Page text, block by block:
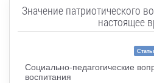
Значение патриотического
настоящее
Социально-педагогические
воспитания